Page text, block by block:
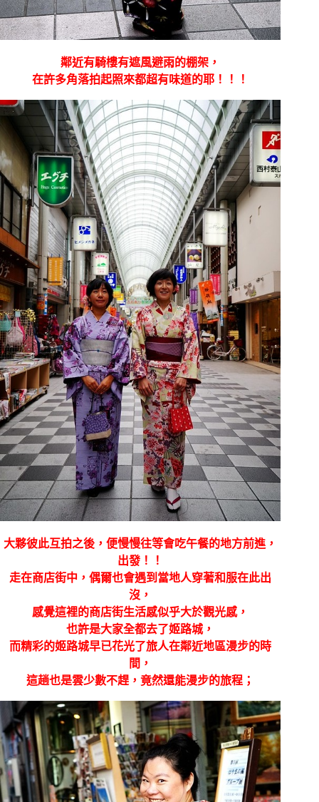
鄰近有騎樓有遮風避雨的棚架，
在許多角落拍起照來都超有味道的耶！！！
大夥彼此互拍之後，便慢慢往等會吃午餐的地方前進，
出發！！
走在商店街中，偶爾也會遇到當地人穿著和服在此出
沒，
感覺這裡的商店街生活感似乎大於觀光感，
也許是大家全都去了姬路城，
而精彩的姬路城早已花光了旅人在鄰近地區漫步的時
間，
這趟也是雲少數不趕，竟然還能漫步的旅程；